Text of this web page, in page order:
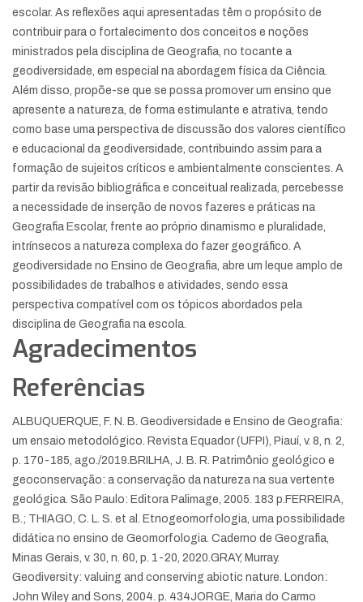
escolar. As reflexões aqui apresentadas têm o propósito de
contribuir para o fortalecimento dos conceitos e noções
ministrados pela disciplina de Geografia, no tocante a
geodiversidade, em especial na abordagem física da Ciência.
Além disso, propõe-se que se possa promover um ensino que
apresente a natureza, de forma estimulante e atrativa, tendo
como base uma perspectiva de discussão dos valores científico
e educacional da geodiversidade, contribuindo assim para a
formação de sujeitos críticos e ambientalmente conscientes. A
partir da revisão bibliográfica e conceitual realizada, percebesse
a necessidade de inserção de novos fazeres e práticas na
Geografia Escolar, frente ao próprio dinamismo e pluralidade,
intrínsecos a natureza complexa do fazer geográfico. A
geodiversidade no Ensino de Geografia, abre um leque amplo de
possibilidades de trabalhos e atividades, sendo essa
perspectiva compatível com os tópicos abordados pela
disciplina de Geografia na escola.
Agradecimentos
Referências
ALBUQUERQUE, F. N. B. Geodiversidade e Ensino de Geografia:
um ensaio metodológico. Revista Equador (UFPI), Piauí, v. 8, n. 2,
p. 170-185, ago./2019. BRILHA, J. B. R. Patrimônio geológico e
geoconservação: a conservação da natureza na sua vertente
geológica. São Paulo: Editora Palimage, 2005. 183 p. FERREIRA,
B.; THIAGO, C. L. S. et al. Etnogeomorfologia, uma possibilidade
didática no ensino de Geomorfologia. Caderno de Geografia,
Minas Gerais, v. 30, n. 60, p. 1-20, 2020.GRAY, Murray.
Geodiversity: valuing and conserving abiotic nature. London:
John Wiley and Sons, 2004. p. 434JORGE, Maria do Carmo